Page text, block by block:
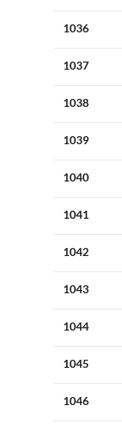
1036
1037
1038
1039
1040
1041
1042
1043
1044
1045
1046